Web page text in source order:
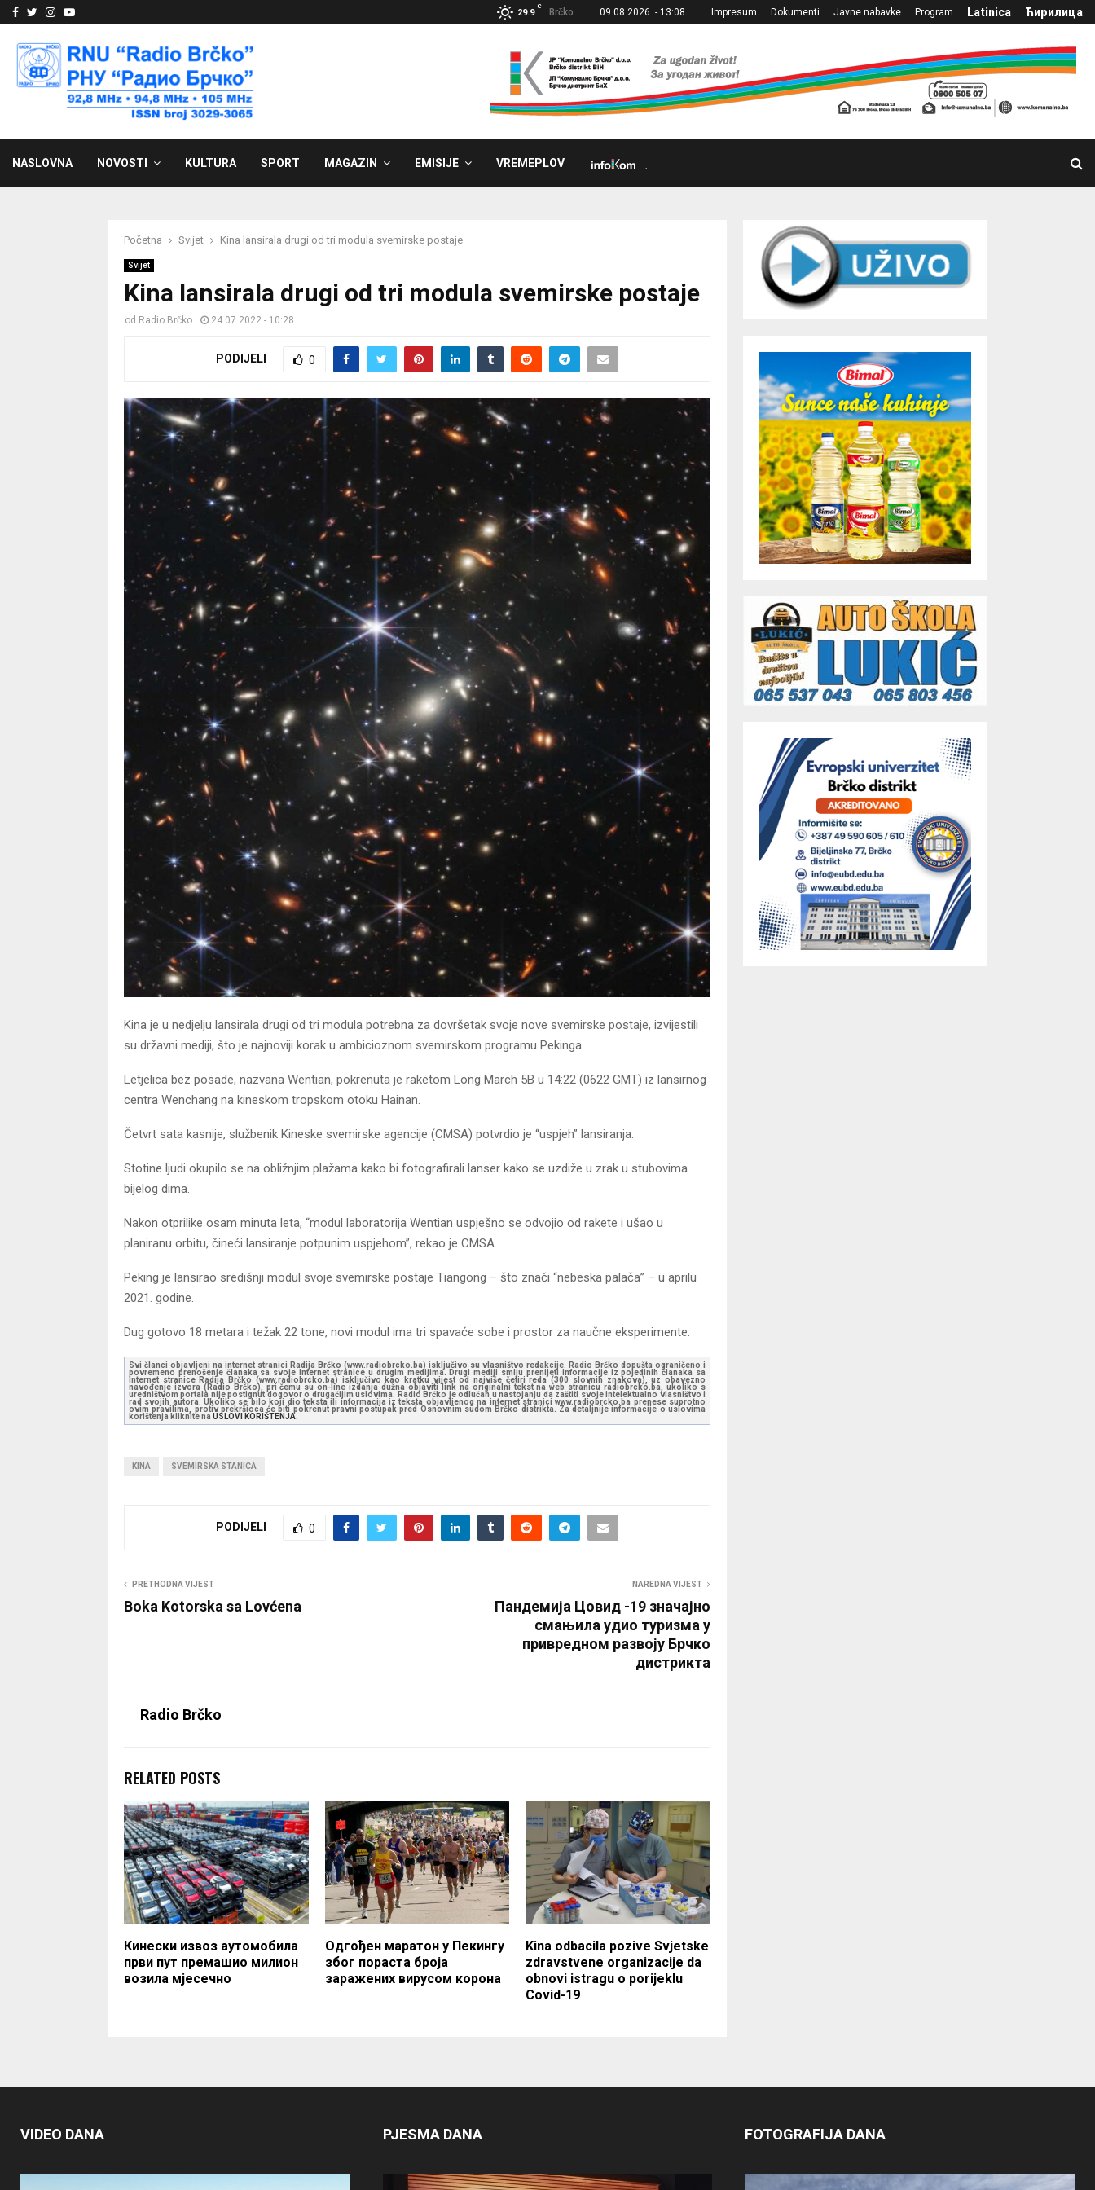
Facebook
Twitter
Instagram
Youtube 29.9
C
Brčko 09.08.2026. - 13:08 Impresum Dokumenti Javne nabavke Program Latinica Ћирилица
NASLOVNA NOVOSTI KULTURA SPORT MAGAZIN EMISIJE VREMEPLOV
Početna Svijet Kina lansirala drugi od tri modula svemirske postaje
Svijet
Kina lansirala drugi od tri modula svemirske postaje
od Radio Brčko 24.07.2022 - 10:28
PODIJELI 0
Kina je u nedjelju lansirala drugi od tri modula potrebna za dovršetak svoje nove svemirske postaje, izvijestili
su državni mediji, što je najnoviji korak u ambicioznom svemirskom programu Pekinga.
Letjelica bez posade, nazvana Wentian, pokrenuta je raketom Long March 5B u 14:22 (0622 GMT) iz lansirnog
centra Wenchang na kineskom tropskom otoku Hainan.
Četvrt sata kasnije, službenik Kineske svemirske agencije (CMSA) potvrdio je “uspjeh” lansiranja.
Stotine ljudi okupilo se na obližnjim plažama kako bi fotografirali lanser kako se uzdiže u zrak u stubovima
bijelog dima.
Nakon otprilike osam minuta leta, “modul laboratorija Wentian uspješno se odvojio od rakete i ušao u
planiranu orbitu, čineći lansiranje potpunim uspjehom”, rekao je CMSA.
Peking je lansirao središnji modul svoje svemirske postaje Tiangong – što znači “nebeska palača” – u aprilu
2021. godine.
Dug gotovo 18 metara i težak 22 tone, novi modul ima tri spavaće sobe i prostor za naučne eksperimente.
Svi članci objavljeni na internet stranici Radija Brčko (www.radiobrcko.ba) isključivo su vlasništvo redakcije. Radio Brčko dopušta ograničeno i
povremeno prenošenje članaka sa svoje internet stranice u drugim medijima. Drugi mediji smiju prenijeti informacije iz pojedinih članaka sa
Internet stranice Radija Brčko (www.radiobrcko.ba) isključivo kao kratku vijest od najviše četiri reda (300 slovnih znakova), uz obavezno
navođenje izvora (Radio Brčko), pri čemu su on-line izdanja dužna objaviti link na originalni tekst na web stranicu radiobrcko.ba, ukoliko s
uredništvom portala nije postignut dogovor o drugačijim uslovima. Radio Brčko je odlučan u nastojanju da zaštiti svoje intelektualno vlasništvo i
rad svojih autora. Ukoliko se bilo koji dio teksta ili informacija iz teksta objavljenog na internet stranici www.radiobrcko.ba prenese suprotno
ovim pravilima, protiv prekršioca će biti pokrenut pravni postupak pred Osnovnim sudom Brčko distrikta. Za detaljnije informacije o uslovima
korištenja kliknite naUSLOVI KORIŠTENJA.
KINA SVEMIRSKA STANICA
PODIJELI 0
PRETHODNA VIJEST
Boka Kotorska sa Lovćena
NAREDNA VIJEST
Пандемија Цовид -19 значајно
смањила удио туризма у
привредном развоју Брчко
дистрикта
Radio Brčko
RELATED POSTS
Кинески извоз аутомобила
први пут премашио милион
возила мjесечно
Одгођен маратон у Пекингу
због пораста броја
заражених вирусом корона
Kina odbacila pozive Svjetske
zdravstvene organizacije da
obnovi istragu o porijeklu
Covid-19
VIDEO DANA PJESMA DANA FOTOGRAFIJA DANA